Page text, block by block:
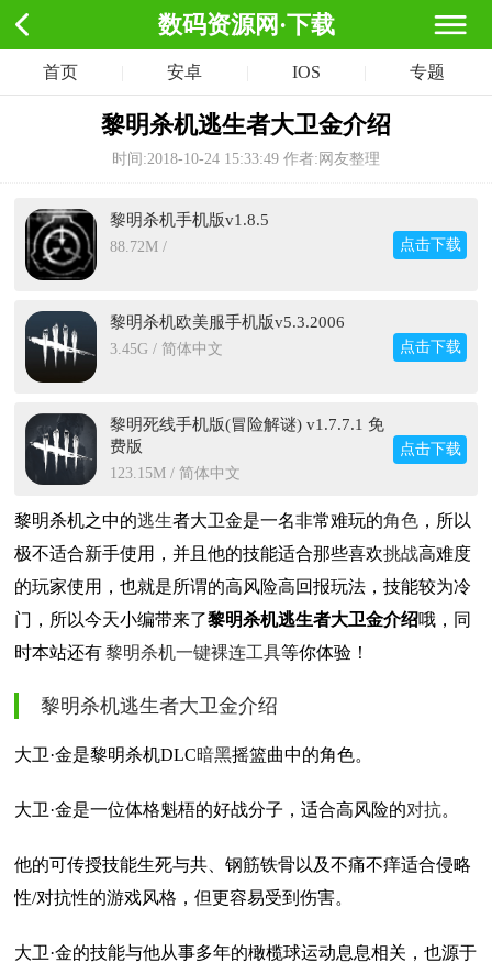
数码资源网·下载
首页 安卓 IOS 专题
黎明杀机逃生者大卫金介绍
时间:2018-10-24 15:33:49 作者:网友整理
黎明杀机手机版v1.8.5
88.72M / 点击下载
黎明杀机欧美服手机版v5.3.2006
3.45G / 简体中文 点击下载
黎明死线手机版(冒险解谜) v1.7.7.1 免
费版
123.15M / 简体中文
点击下载
黎明杀机之中的逃生者大卫金是一名非常难玩的角色 ，所以
极不适合新手使用，并且他的技能适合那些喜欢挑战高难度
的玩家使用，也就是所谓的高风险高回报玩法，技能较为冷
门，所以今天小编带来了黎明杀机逃生者大卫金介绍哦，同
时本站还有黎明杀机一键裸连工具等你体验！
黎明杀机逃生者大卫金介绍
大卫·金是黎明杀机DLC暗黑摇篮曲中的角色。
大卫·金是一位体格魁梧的好战分子，适合高风险的对抗。
他的可传授技能生死与共、钢筋铁骨以及不痛不痒适合侵略
性/对抗性的游戏风格，但更容易受到伤害。
大卫·金的技能与他从事多年的橄榄球运动息息相关，也源于